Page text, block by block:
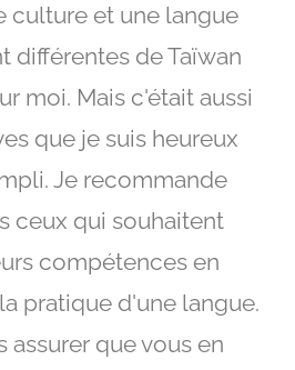
culture et une langue
différentes de Taïwan
moi. Mais c'était aussi
que je suis heureux
Je recommande
ceux qui souhaitent
compétences en
pratique d'une langue.
assurer que vous en